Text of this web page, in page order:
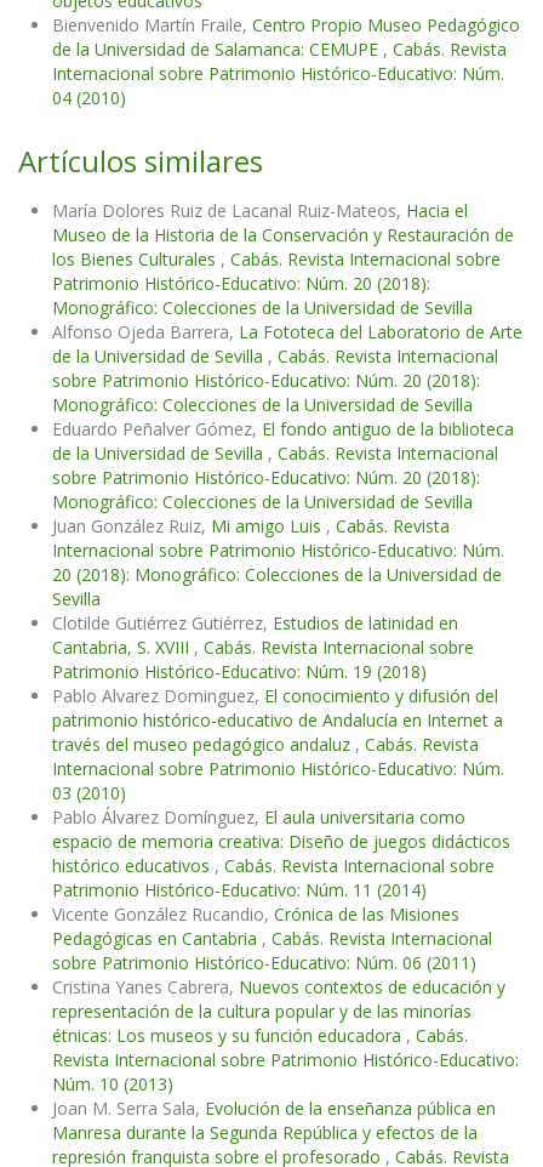
Bienvenido Martín Fraile, Centro Propio Museo Pedagógico
de la Universidad de Salamanca: CEMUPE , Cabás. Revista
Internacional sobre Patrimonio Histórico-Educativo: Núm.
04 (2010)
Artículos similares
María Dolores Ruiz de Lacanal Ruiz-Mateos, Hacia el
Museo de la Historia de la Conservación y Restauración de
los Bienes Culturales , Cabás. Revista Internacional sobre
Patrimonio Histórico-Educativo: Núm. 20 (2018):
Monográfico: Colecciones de la Universidad de Sevilla
Alfonso Ojeda Barrera, La Fototeca del Laboratorio de Arte
de la Universidad de Sevilla , Cabás. Revista Internacional
sobre Patrimonio Histórico-Educativo: Núm. 20 (2018):
Monográfico: Colecciones de la Universidad de Sevilla
Eduardo Peñalver Gómez, El fondo antiguo de la biblioteca
de la Universidad de Sevilla , Cabás. Revista Internacional
sobre Patrimonio Histórico-Educativo: Núm. 20 (2018):
Monográfico: Colecciones de la Universidad de Sevilla
Juan González Ruiz, Mi amigo Luis , Cabás. Revista
Internacional sobre Patrimonio Histórico-Educativo: Núm.
20 (2018): Monográfico: Colecciones de la Universidad de
Sevilla
Clotilde Gutiérrez Gutiérrez, Estudios de latinidad en
Cantabria, S. XVIII , Cabás. Revista Internacional sobre
Patrimonio Histórico-Educativo: Núm. 19 (2018)
Pablo Alvarez Dominguez, El conocimiento y difusión del
patrimonio histórico-educativo de Andalucía en Internet a
través del museo pedagógico andaluz , Cabás. Revista
Internacional sobre Patrimonio Histórico-Educativo: Núm.
03 (2010)
Pablo Álvarez Domínguez, El aula universitaria como
espacio de memoria creativa: Diseño de juegos didácticos
histórico educativos , Cabás. Revista Internacional sobre
Patrimonio Histórico-Educativo: Núm. 11 (2014)
Vicente González Rucandio, Crónica de las Misiones
Pedagógicas en Cantabria , Cabás. Revista Internacional
sobre Patrimonio Histórico-Educativo: Núm. 06 (2011)
Cristina Yanes Cabrera, Nuevos contextos de educación y
representación de la cultura popular y de las minorías
étnicas: Los museos y su función educadora , Cabás.
Revista Internacional sobre Patrimonio Histórico-Educativo:
Núm. 10 (2013)
Joan M. Serra Sala, Evolución de la enseñanza pública en
Manresa durante la Segunda República y efectos de la
represión franquista sobre el profesorado , Cabás. Revista